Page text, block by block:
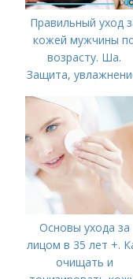
Правильный уход
кожей мужчины
возрасту. Ша.
Защита,
Основы ухода за
лицом в 35 лет +.
очищать и